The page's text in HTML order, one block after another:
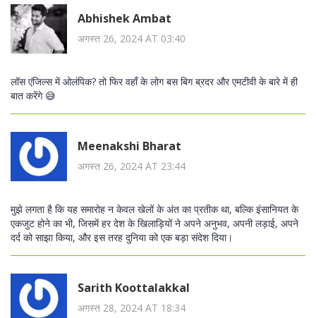
Abhishek Ambat
अगस्त 26, 2024 AT 03:40
लॉस एंजिल्स में ओलंपिक? तो फिर वहाँ के लोग बस बिग ब्रदर और एमटीवी के बारे में ही
बात करेंगे 😅
Meenakshi Bharat
अगस्त 26, 2024 AT 23:44
मुझे लगता है कि यह समारोह न केवल खेलों के अंत का प्रतीक था, बल्कि इंसानियत के
एकजुट होने का भी, जिसमें हर देश के खिलाड़ियों ने अपने अनुभव, अपनी लड़ाई, अपने
दर्द को साझा किया, और इस तरह दुनिया को एक बड़ा संदेश दिया।
Sarith Koottalakkal
अगस्त 28, 2024 AT 18:34